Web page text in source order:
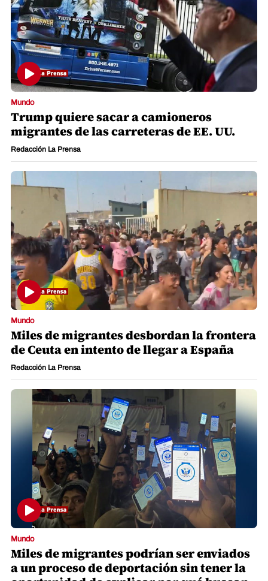
Mundo
Trump quiere sacar a camioneros
migrantes de las carreteras de EE. UU.
Redacción La Prensa
Mundo
Miles de migrantes desbordan la frontera
de Ceuta en intento de llegar a España
Redacción La Prensa
Mundo
Miles de migrantes podrían ser enviados
a un proceso de deportación sin tener la